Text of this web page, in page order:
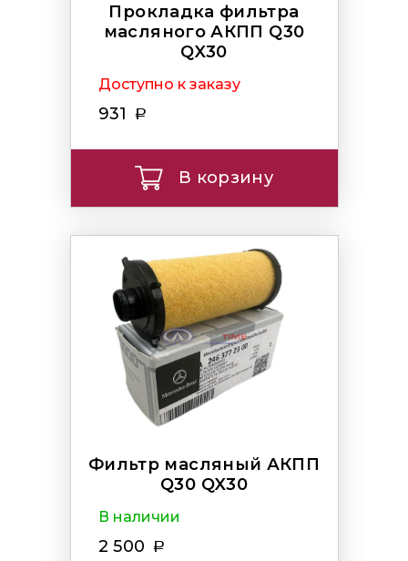
Прокладка фильтра
масляного АКПП Q30
QX30
Доступно к заказу
931
В корзину
Фильтр масляный АКПП
Q30 QX30
В наличии
2 500